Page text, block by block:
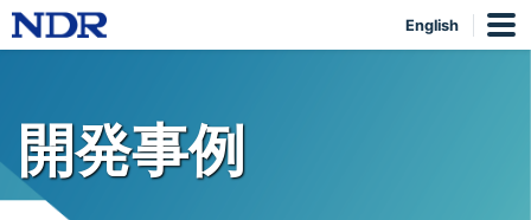
English
開発事例